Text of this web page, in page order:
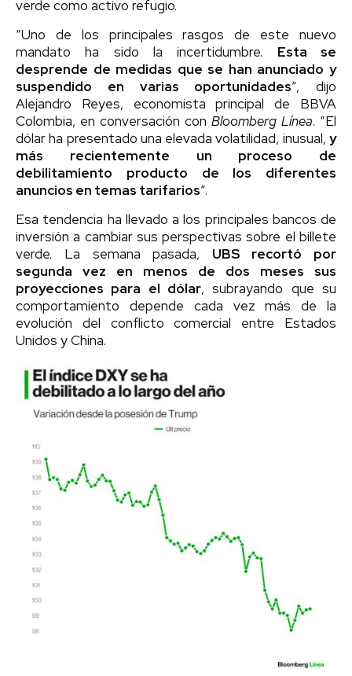
verde como activo refugio.
“Uno de los principales rasgos de este nuevo
mandato ha sido la incertidumbre. Esta se
desprende de medidas que se han anunciado y
suspendido en varias oportunidades”, dijo
Alejandro Reyes, economista principal de BBVA
Colombia, en conversación con Bloomberg Línea. “El
dólar ha presentado una elevada volatilidad, inusual, y
más recientemente un proceso de
debilitamiento producto de los diferentes
anuncios en temas tarifarios”.
Esa tendencia ha llevado a los principales bancos de
inversión a cambiar sus perspectivas sobre el billete
verde. La semana pasada, UBS recortó por
segunda vez en menos de dos meses sus
proyecciones para el dólar, subrayando que su
comportamiento depende cada vez más de la
evolución del conflicto comercial entre Estados
Unidos y China.